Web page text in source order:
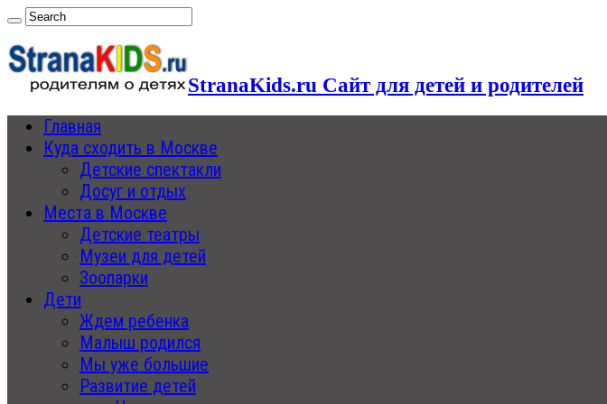
StranaKids.ru Сайт для детей и родителей
Главная
Куда сходить в Москве
Детские спектакли
Досуг и отдых
Места в Москве
Детские театры
Музеи для детей
Зоопарки
Дети
Ждем ребенка
Малыш родился
Мы уже большие
Развитие детей